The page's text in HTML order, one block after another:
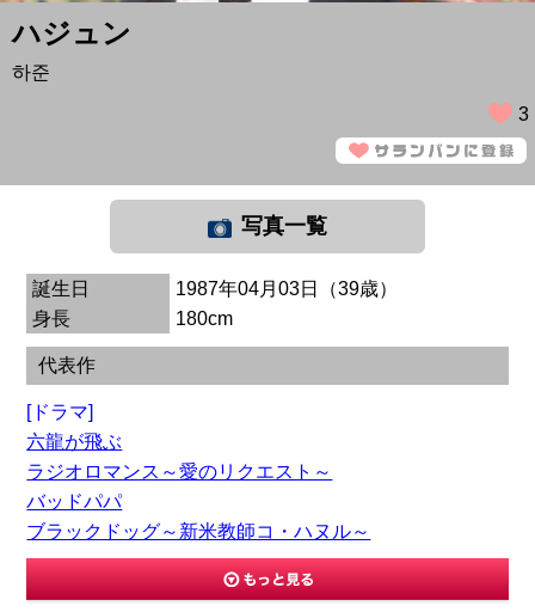
ハジュン
하준
3
写真一覧
誕生日
1987年04月03日（39歳）
身長
180cm
代表作
[ドラマ]
六龍が飛ぶ
ラジオロマンス～愛のリクエスト～
バッドパパ
ブラックドッグ～新米教師コ・ハヌル～